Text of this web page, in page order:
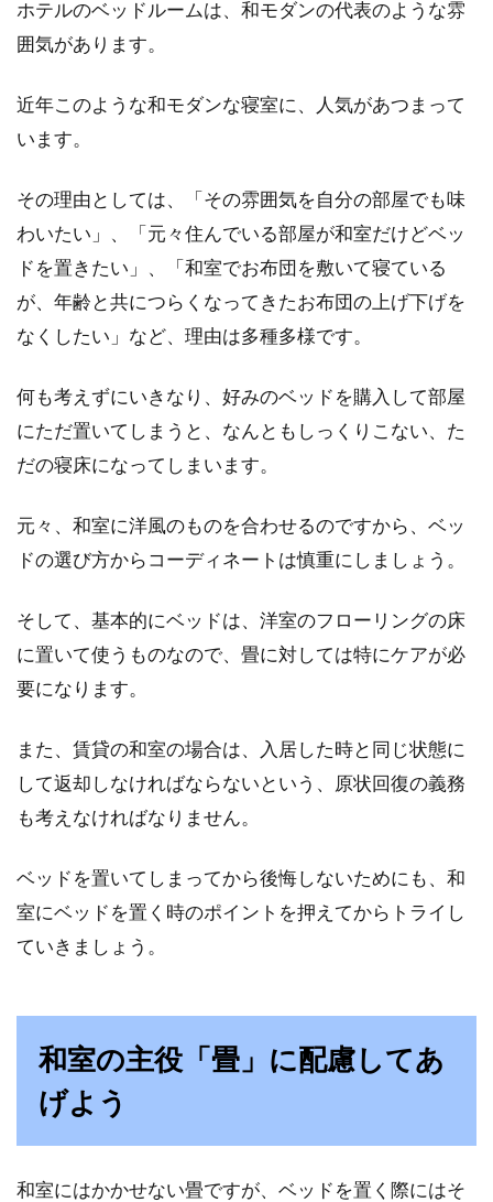
夏の夜！快眠の為のエアコンの使い
方と、その設定温度は！？
エアコンを使用していますよね。エアコンをず
っとつけっぱ...
寝る部屋の電気は何色を選ぶ！？睡
眠にも影響する照明の色
照明は自分好みの部屋を演出する上で欠かせな
いものです。それぞれの照明の色はインテリア
アメリカンヴィンテージスタイルに
おすすめのカーテン特集！
数あるアメリカンインテリアの中でも、人気が
高いテイストは「ヴィンテージ」です。重厚感
のある家...
ベッドとソファを配置するレイアウ
トを紹介！必要な広さは？
ホテルのベッドルームは、和モダンの代表のような雰
囲気があります。
近年このような和モダンな寝室に、人気があつまって
います。
その理由としては、「その雰囲気を自分の部屋でも味
わいたい」、「元々住んでいる部屋が和室だけどベッ
ドを置きたい」、「和室でお布団を敷いて寝ている
が、年齢と共につらくなってきたお布団の上げ下げを
なくしたい」など、理由は多種多様です。
何も考えずにいきなり、好みのベッドを購入して部屋
にただ置いてしまうと、なんともしっくりこない、た
だの寝床になってしまいます。
元々、和室に洋風のものを合わせるのですから、ベッ
ドの選び方からコーディネートは慎重にしましょう。
そして、基本的にベッドは、洋室のフローリングの床
に置いて使うものなので、畳に対しては特にケアが必
要になります。
また、賃貸の和室の場合は、入居した時と同じ状態に
して返却しなければならないという、原状回復の義務
も考えなければなりません。
ベッドを置いてしまってから後悔しないためにも、和
室にベッドを置く時のポイントを押えてからトライし
ていきましょう。
和室の主役「畳」に配慮してあ
げよう
和室にはかかせない畳ですが、ベッドを置く際にはそ